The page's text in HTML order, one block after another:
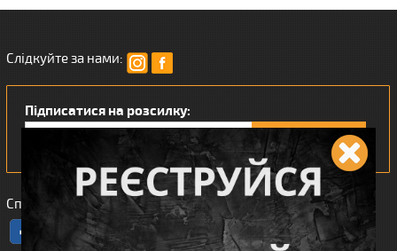
Слідкуйте за нами:
Підписатися на розсилку:
Сподобався наш інтернет магазин?